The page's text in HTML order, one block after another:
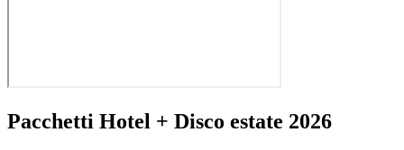
Pacchetti Hotel + Disco estate 2026